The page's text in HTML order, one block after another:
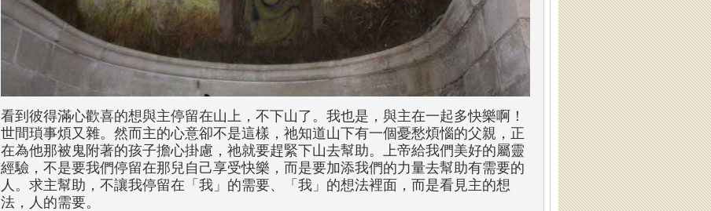
看到彼得滿心歡喜的想與主停留在山上，不下山了。我也是，與主在一起多快樂啊！
世間瑣事煩又雜。然而主的心意卻不是這樣，祂知道山下有一個憂愁煩惱的父親，正
在為他那被鬼附著的孩子擔心掛慮，祂就要趕緊下山去幫助。上帝給我們美好的屬靈
經驗，不是要我們停留在那兒自己享受快樂，而是要加添我們的力量去幫助有需要的
人。求主幫助，不讓我停留在「我」的需要、「我」的想法裡面，而是看見主的想
法，人的需要。